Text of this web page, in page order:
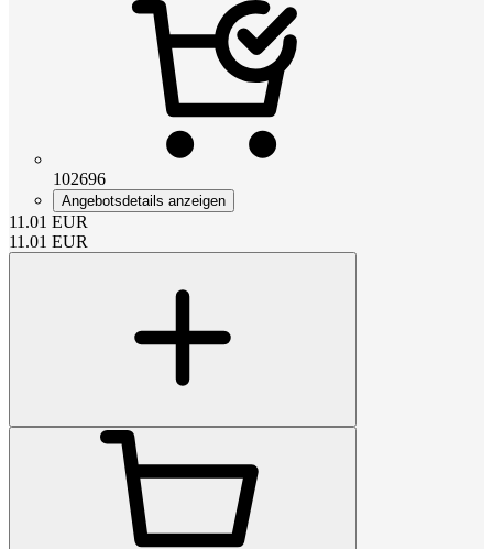
102696
Angebotsdetails anzeigen
11.01 EUR
11.01 EUR